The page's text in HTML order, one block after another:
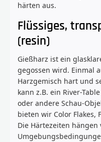
härten aus.
Flüssiges,
(resin)
Gießharz ist ein
gegossen wird. Einmal
Harzgemisch hart und
kann z.B. ein River-
oder andere Schau-
bieten wir Color Flakes,
Die Härtezeiten